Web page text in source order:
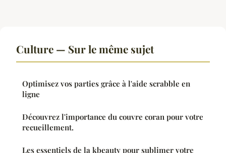
Culture — Sur le même sujet
Optimisez vos parties grâce à l'aide scrabble en
ligne
Découvrez l'importance du couvre coran pour votre
recueillement.
Les essentiels de la kbeauty pour sublimer votre